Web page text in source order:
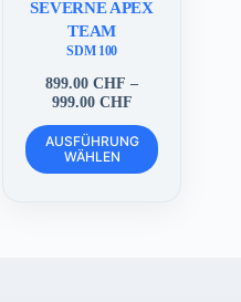
SEVERNE APEX
TEAM
SDM 100
899.00CHF –
999.00 CHFPreisspanne:
bis
999.00 CHF
AUSFÜHRUNG
WÄHLEN
Dieses
Produkt
weist